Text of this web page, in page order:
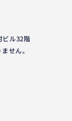
ビル32階
せん。